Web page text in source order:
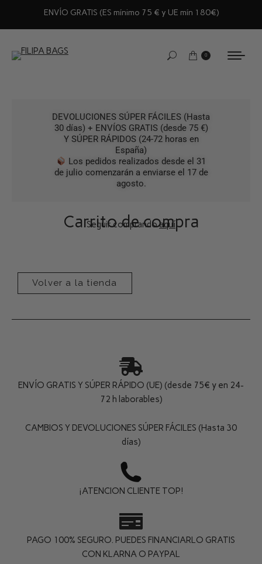
ENVÍO GRATIS (ES mínimo 75 € y UE mín 180€)
0
DEVOLUCIONES SÚPER FÁCILES (Hasta
30 días) + ENVÍOS GRATIS (desde 75 €)
Y SÚPER RÁPIDOS (24-72 horas en
España)
Los pedidos realizados desde el 31
de julio comenzarán a enviarse el 17 de
agosto.
Carrito de compra
Seguir comprandoaquí
Volver a la tienda
ENVÍO GRATIS Y SÚPER RÁPIDO (UE) (desde 75€ y en 24-
72 h laborables)
CAMBIOS Y DEVOLUCIONES SÚPER FÁCILES (Hasta 30
días)
¡ATENCION CLIENTE TOP!
PAGO 100% SEGURO. PUEDES FINANCIARLO GRATIS
CON KLARNA O PAYPAL